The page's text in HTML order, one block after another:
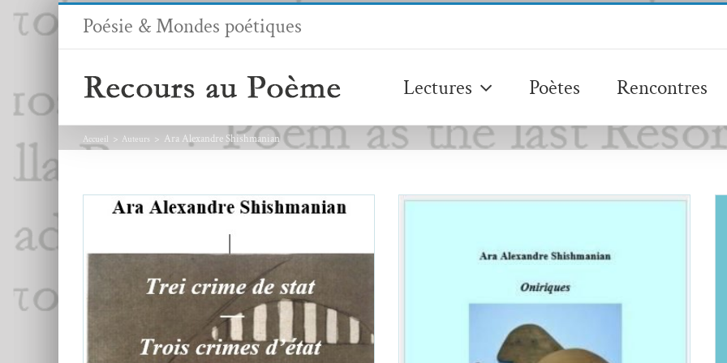
Passer
Poésie & Mondes poétiques
Lectures Poètes Rencontres
Accueil Auteurs Ara Alexandre Shishmanian